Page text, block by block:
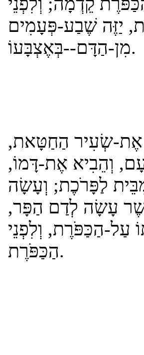
יַזֶּה שֶׁבַע-פְּעָמִים
מִן-הַדָּם--בְּאֶצְבָּעוֹ.
שְׂעִיר הַחַטָּאת,
וְהֵבִיא אֶת-דָּמוֹ,
לַפָּרֹכֶת; וְעָשָׂה
עָשָׂה לְדַם הַפָּר,
עַל-הַכַּפֹּרֶת, וְלִפְנֵי
הַכַּפֹּרֶת.